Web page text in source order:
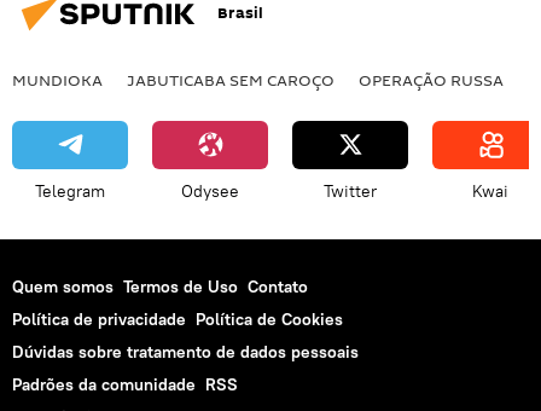
Brasil
MUNDIOKA JABUTICABA SEM CAROÇO OPERAÇÃO RUSSA
Telegram Odysee Twitter Kwai
Quem somos Termos de Uso Contato
Política de privacidade Política de Cookies
Dúvidas sobre tratamento de dados pessoais
Padrões da comunidade RSS